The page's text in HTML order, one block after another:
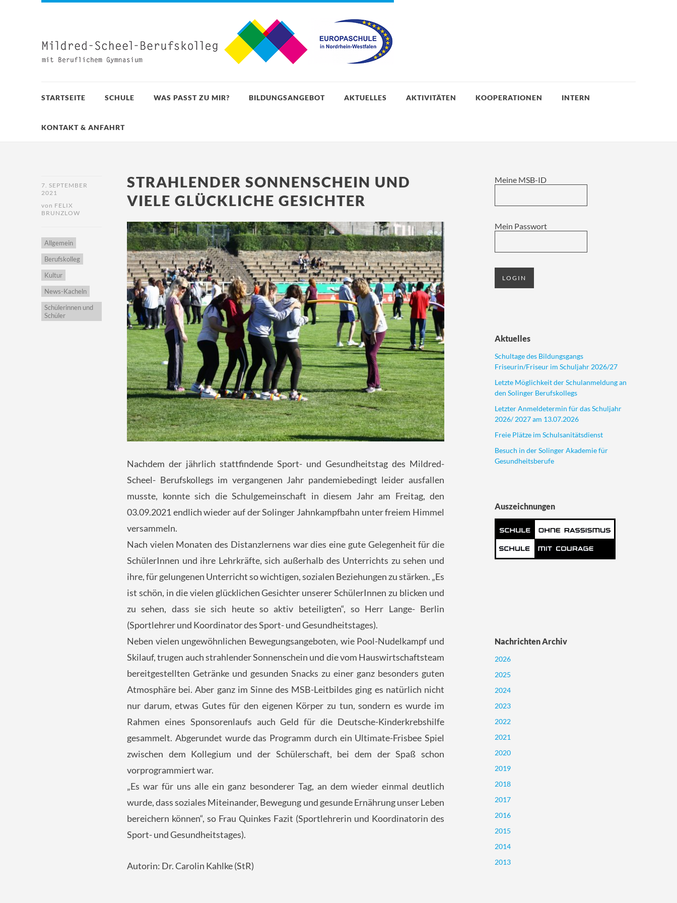
STARTSEITE SCHULE WAS PASST ZU MIR? BILDUNGSANGEBOT AKTUELLES AKTIVITÄTEN KOOPERATIONEN INTERN
KONTAKT & ANFAHRT
7. SEPTEMBER
2021
von FELIX
BRUNZLOW
Allgemein
Berufskolleg
Kultur
News-Kacheln
Schülerinnen und
Schüler
STRAHLENDER SONNENSCHEIN UND
VIELE GLÜCKLICHE GESICHTER
Nachdem der jährlich stattfindende Sport- und Gesundheitstag des Mildred-
Scheel- Berufskollegs im vergangenen Jahr pandemiebedingt leider ausfallen
musste, konnte sich die Schulgemeinschaft in diesem Jahr am Freitag, den
03.09.2021 endlich wieder auf der Solinger Jahnkampfbahn unter freiem Himmel
versammeln.
Nach vielen Monaten des Distanzlernens war dies eine gute Gelegenheit für die
SchülerInnen und ihre Lehrkräfte, sich außerhalb des Unterrichts zu sehen und
ihre, für gelungenen Unterricht so wichtigen, sozialen Beziehungen zu stärken. „Es
ist schön, in die vielen glücklichen Gesichter unserer SchülerInnen zu blicken und
zu sehen, dass sie sich heute so aktiv beteiligten“, so Herr Lange- Berlin
(Sportlehrer und Koordinator des Sport- und Gesundheitstages).
Neben vielen ungewöhnlichen Bewegungsangeboten, wie Pool-Nudelkampf und
Skilauf, trugen auch strahlender Sonnenschein und die vom Hauswirtschaftsteam
bereitgestellten Getränke und gesunden Snacks zu einer ganz besonders guten
Atmosphäre bei. Aber ganz im Sinne des MSB-Leitbildes ging es natürlich nicht
nur darum, etwas Gutes für den eigenen Körper zu tun, sondern es wurde im
Rahmen eines Sponsorenlaufs auch Geld für die Deutsche-Kinderkrebshilfe
gesammelt. Abgerundet wurde das Programm durch ein Ultimate-Frisbee Spiel
zwischen dem Kollegium und der Schülerschaft, bei dem der Spaß schon
vorprogrammiert war.
„Es war für uns alle ein ganz besonderer Tag, an dem wieder einmal deutlich
wurde, dass soziales Miteinander, Bewegung und gesunde Ernährung unser Leben
bereichern können“, so Frau Quinkes Fazit (Sportlehrerin und Koordinatorin des
Sport- und Gesundheitstages).
Autorin: Dr. Carolin Kahlke (StR)
Meine MSB-ID
Mein Passwort
Aktuelles
Schultage des Bildungsgangs
Friseurin/Friseur im Schuljahr 2026/27
Letzte Möglichkeit der Schulanmeldung an
den Solinger Berufskollegs
Letzter Anmeldetermin für das Schuljahr
2026/ 2027 am 13.07.2026
Freie Plätze im Schulsanitätsdienst
Besuch in der Solinger Akademie für
Gesundheitsberufe
Auszeichnungen
Nachrichten Archiv
2026
2025
2024
2023
2022
2021
2020
2019
2018
2017
2016
2015
2014
2013